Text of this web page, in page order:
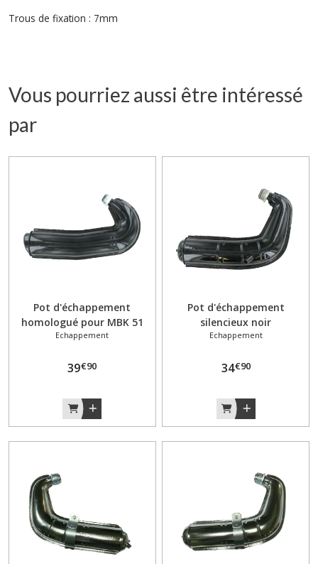
Trous de fixation : 7mm
Vous pourriez aussi être intéressé
par
Pot d'échappement
homologué pour MBK 51
NOIR avec moteur AV10
Echappement
39€90
Pot d'échappement
silencieux noir
MOTOBECANE MBK à
Echappement
34€90